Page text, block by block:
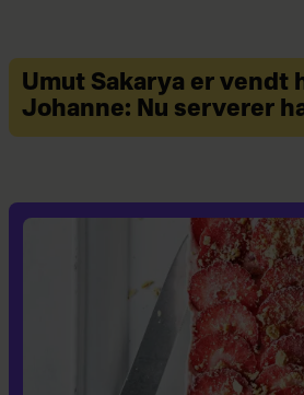
Umut Sakarya er vendt
Johanne: Nu serverer